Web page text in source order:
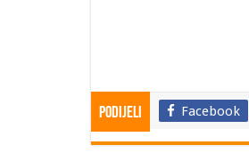
Podijeli Facebook